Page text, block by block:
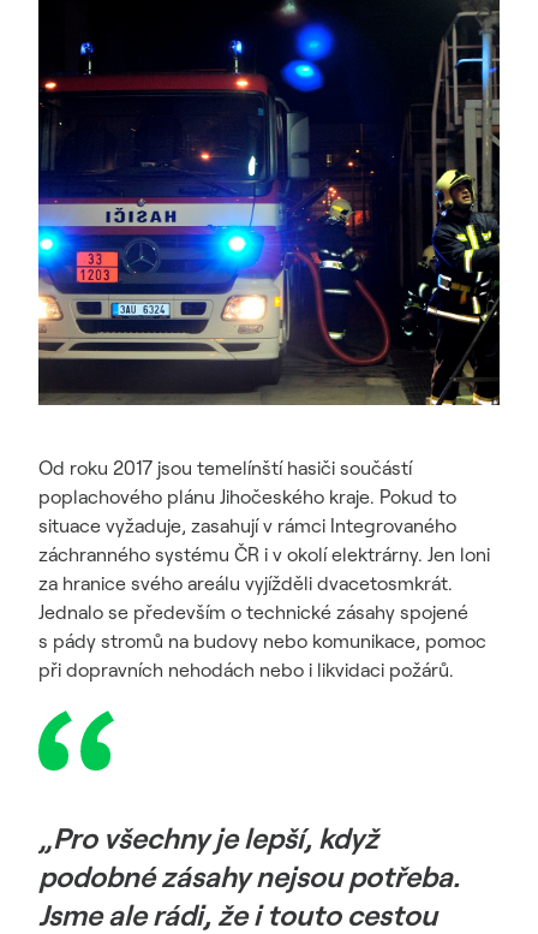
Od roku 2017 jsou temelínští hasiči součástí
poplachového plánu Jihočeského kraje. Pokud to
situace vyžaduje, zasahují v rámci Integrovaného
záchranného systému ČR i v okolí elektrárny. Jen loni
za hranice svého areálu vyjížděli dvacetosmkrát.
Jednalo se především o technické zásahy spojené
s pády stromů na budovy nebo komunikace, pomoc
při dopravních nehodách nebo i likvidaci požárů.
„Pro všechny je lepší, když
podobné zásahy nejsou potřeba.
Jsme ale rádi, že i touto cestou